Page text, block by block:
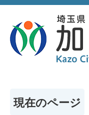
現在のページ